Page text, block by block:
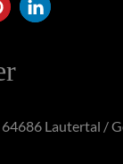
Lautertal /